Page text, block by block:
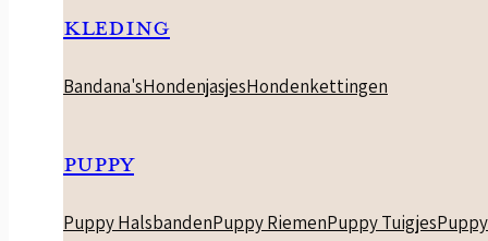
KLEDING
Bandana'sHondenjasjesHondenkettingen
PUPPY
Puppy HalsbandenPuppy RiemenPuppy Tuigjes